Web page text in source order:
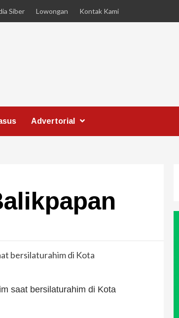
Siber Lowongan Kontak Kami
Advertorial
saat bersilaturahim di Kota